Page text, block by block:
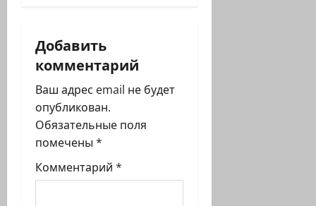
я
з
а
п
и
с
Добавить
комментарий
Ваш адрес email не будет
опубликован.
Обязательные поля
помечены *
Комментарий *